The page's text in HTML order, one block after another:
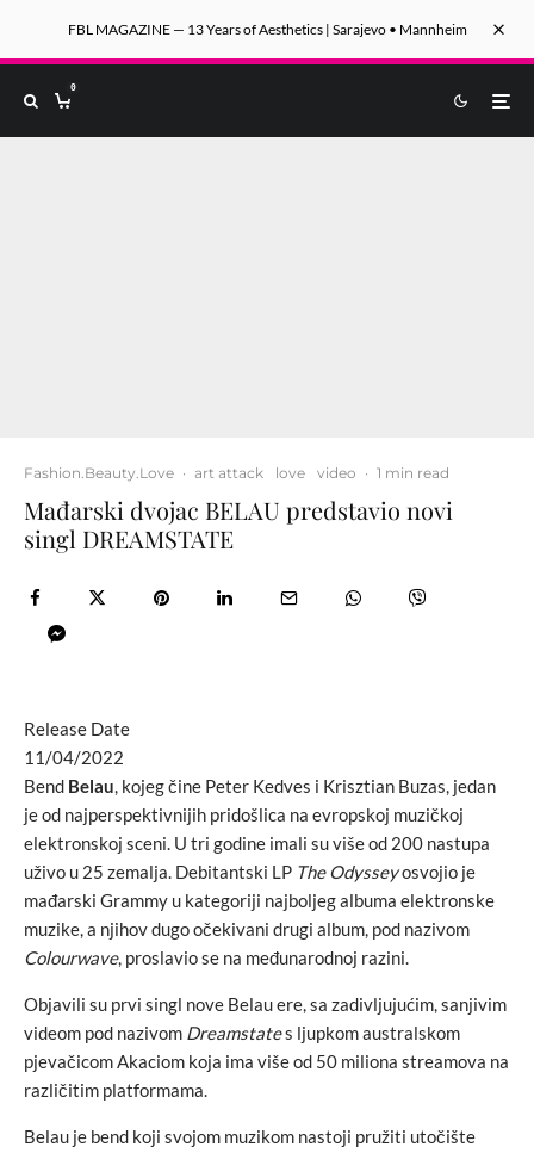
FBL MAGAZINE — 13 Years of Aesthetics | Sarajevo • Mannheim
0
Fashion.Beauty.Love · art attack love video · 1 min read
Mađarski dvojac BELAU predstavio novi
singl DREAMSTATE
Release Date
11/04/2022
Bend Belau, kojeg čine Peter Kedves i Krisztian Buzas, jedan
je od najperspektivnijih pridošlica na evropskoj muzičkoj
elektronskoj sceni. U tri godine imali su više od 200 nastupa
uživo u 25 zemalja. Debitantski LP The Odysseyosvojio je
mađarski Grammy u kategoriji najboljeg albuma elektronske
muzike, a njihov dugo očekivani drugi album, pod nazivom
Colourwave, proslavio se na međunarodnoj razini.
Objavili su prvi singl nove Belau ere, sa zadivljujućim, sanjivim
videom pod nazivom Dreamstates ljupkom australskom
pjevačicom Akaciom koja ima više od 50 miliona streamova na
različitim platformama.
Belau je bend koji svojom muzikom nastoji pružiti utočište